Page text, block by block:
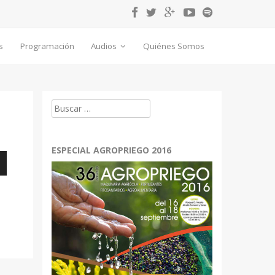
Programación Audios Quiénes Somos
Buscar:
ESPECIAL AGROPRIEGO 2016